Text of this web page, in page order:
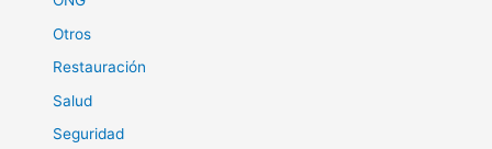
Otros
Restauración
Salud
Seguridad